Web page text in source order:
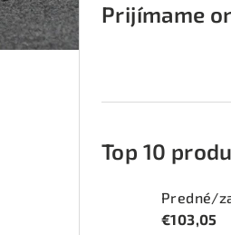
Prijímame
Top 10
€103,05